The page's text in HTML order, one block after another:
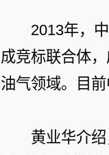
2013年，中
成竞标联合体
油气领域。目
黄业华介绍